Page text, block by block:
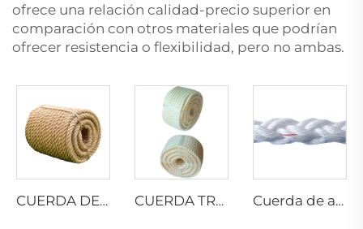
ofrece una relación calidad-precio superior en
comparación con otros materiales que podrían
ofrecer resistencia o flexibilidad, pero no ambas.
CUERDA DE YUTE RETORCIDA CUERDA TRENZADA DE ALGODÓN Cuerda de amarre de 8 hilos PP DANLINE